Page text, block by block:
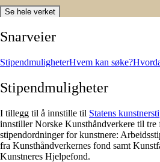
Se hele verket
Snarveier
StipendmuligheterHvem kan søke?
Stipendmuligheter
I tillegg til å innstille til Statens
innstiller Norske Kunsthåndverkere til
stipendordninger for kunstnere:
fra Kunsthåndverkernes fond samt
Kunstneres Hjelpefond.